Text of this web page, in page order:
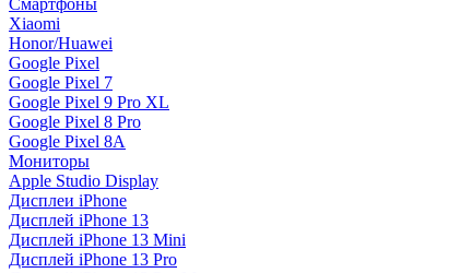
Смартфоны
Xiaomi
Honor/Huawei
Google Pixel
Google Pixel 7
Google Pixel 9 Pro XL
Google Pixel 8 Pro
Google Pixel 8A
Мониторы
Apple Studio Display
Дисплеи iPhone
Дисплей iPhone 13
Дисплей iPhone 13 Mini
Дисплей iPhone 13 Pro